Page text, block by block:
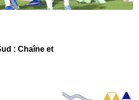
: Chaîne et